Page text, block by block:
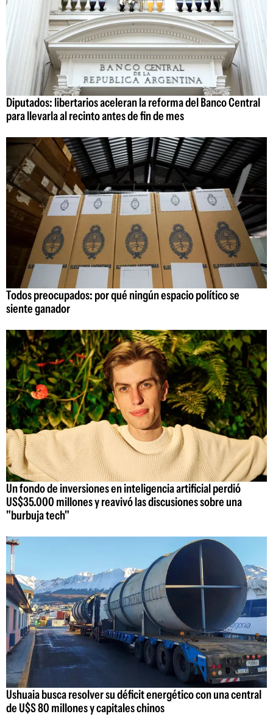
Diputados: libertarios aceleran la reforma del Banco Central
para llevarla al recinto antes de fin de mes
Todos preocupados: por qué ningún espacio político se
siente ganador
Un fondo de inversiones en inteligencia artificial perdió
US$35.000 millones y reavivó las discusiones sobre una
"burbuja tech"
Ushuaia busca resolver su déficit energético con una central
de U$S 80 millones y capitales chinos